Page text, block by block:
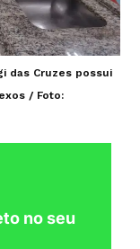
das Cruzes possui
/ Foto:
no seu